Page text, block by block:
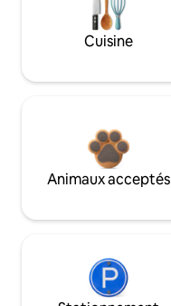
Cuisine
Animaux acceptés